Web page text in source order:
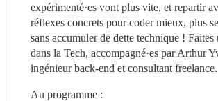
expérimenté·es vont plus vite, et repartir
réflexes concrets pour coder mieux, plus
sans accumuler de dette technique ! Faites
dans la Tech, accompagné·es par Arthur
ingénieur back-end et consultant freelance.
Au programme :